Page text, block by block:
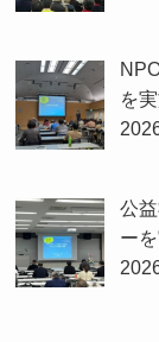
を実
公
ー